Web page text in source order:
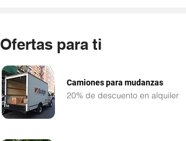
Ofertas para ti
Camiones para mudanzas
20% de descuento en alquiler